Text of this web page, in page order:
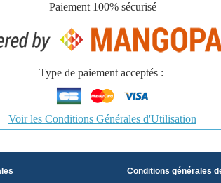
Paiement 100% sécurisé
Type de paiement acceptés :
Voir les Conditions Générales d'Utilisation
Conditions générales